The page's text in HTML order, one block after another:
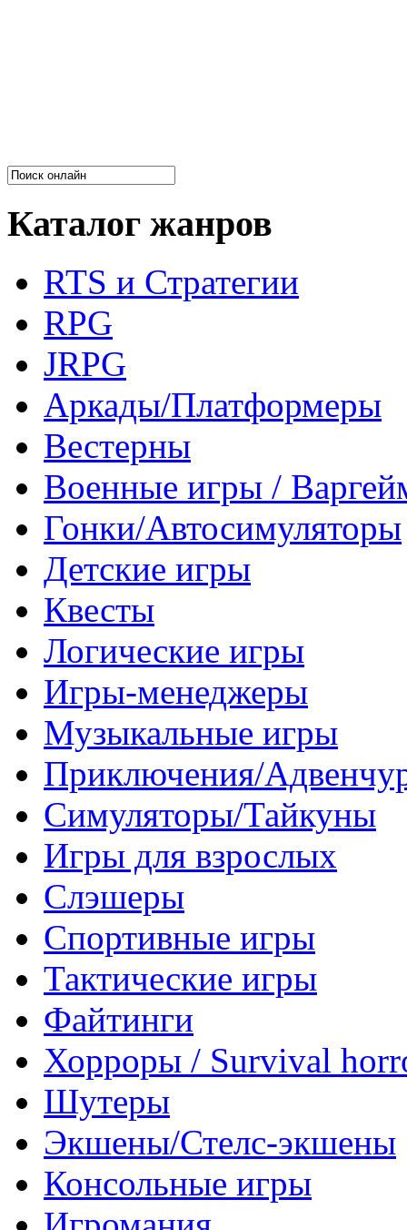
Каталог жанров
RTS и Стратегии
RPG
JRPG
Аркады/Платформеры
Вестерны
Военные игры /
Гонки/Автосимуляторы
Детские игры
Квесты
Логические игры
Игры-менеджеры
Музыкальные игры
Приключения/
Симуляторы/Тайкуны
Игры для взрослых
Слэшеры
Спортивные игры
Тактические игры
Файтинги
Хорроры / Survival
Шутеры
Экшены/Стелс-экшены
Консольные игры